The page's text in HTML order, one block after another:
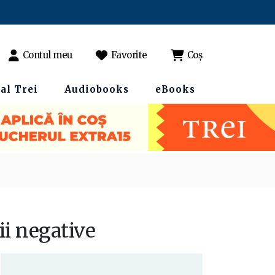
Contul meu Favorite Coș
Trei Audiobooks eBooks
negative